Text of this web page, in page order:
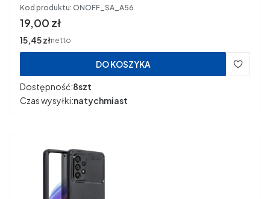
Kod produktu: ONOFF_SA_A56
Cena
19,00 zł
Cena
15,45 złnetto
DO KOSZYKA
Dostępność:8szt
Czas wysyłki:natychmiast